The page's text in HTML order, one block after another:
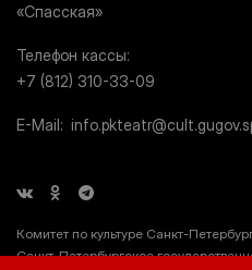
«Спасская»
Телефон кассы
+7 (812) 310-33-09
E-Mail
Комитет по культуре Санкт-
Санкт-Петербургское